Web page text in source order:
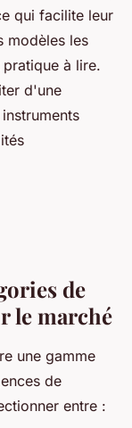
qui facilite leur
modèles les
à lire.
d'une
de
le marché
une gamme
de
entre :